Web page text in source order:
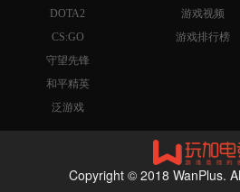
DOTA2
CS:GO
守望先锋
和平精英
泛游戏
游戏视频
游戏排行榜
Copyright © 2018 WanPlus.